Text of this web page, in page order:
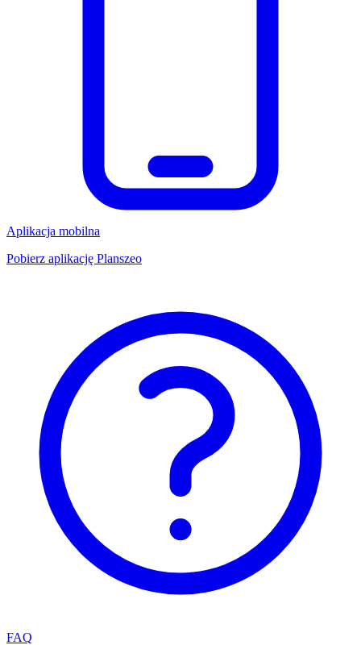
Aplikacja mobilna
Pobierz aplikację Planszeo
FAQ